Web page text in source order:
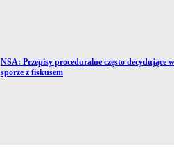
Przejdź do artykułu:
NSA: Przepisy proceduralne często decydujące w
sporze z fiskusem